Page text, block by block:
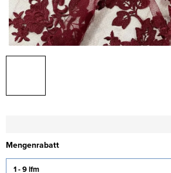
Mengenrabatt
1 - 9 lfm